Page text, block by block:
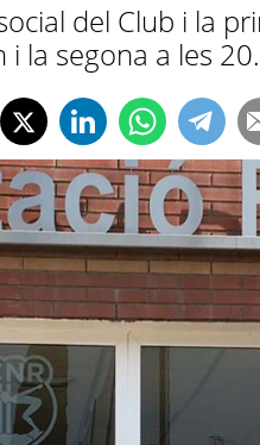
del Club i la
i la segona a les